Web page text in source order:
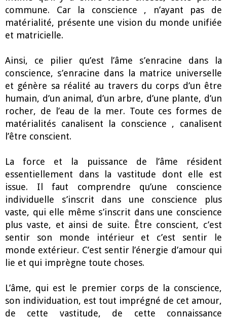
commune. Car la conscience , n’ayant pas de
matérialité, présente une vision du monde unifiée
et matricielle.
Ainsi, ce pilier qu’est l’âme s’enracine dans la
conscience, s’enracine dans la matrice universelle
et génère sa réalité au travers du corps d’un être
humain, d’un animal, d’un arbre, d’une plante, d’un
rocher, de l’eau de la mer. Toute ces formes de
matérialités canalisent la conscience , canalisent
l’être conscient.
La force et la puissance de l’âme résident
essentiellement dans la vastitude dont elle est
issue. Il faut comprendre qu’une conscience
individuelle s’inscrit dans une conscience plus
vaste, qui elle même s’inscrit dans une conscience
plus vaste, et ainsi de suite. Être conscient, c’est
sentir son monde intérieur et c’est sentir le
monde extérieur. C’est sentir l’énergie d’amour qui
lie et qui imprègne toute choses.
L’âme, qui est le premier corps de la conscience,
son individuation, est tout imprégné de cet amour,
de cette vastitude, de cette connaissance